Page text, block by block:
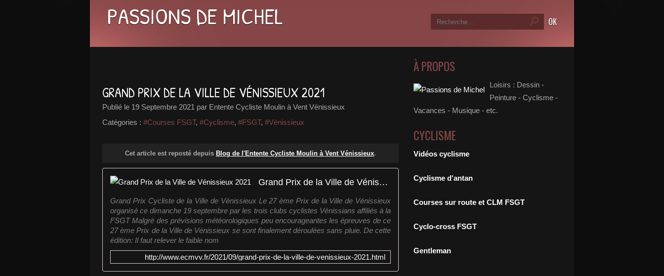
PASSIONS DE MICHEL
GRAND PRIX DE LA VILLE DE VÉNISSIEUX 2021
Publié le 19 Septembre 2021 par Entente Cycliste Moulin à Vent Vénissieux
Catégories : #Courses FSGT, #Cyclisme, #FSGT, #Vénissieux
Cet article est reposté depuis Blog de l'Entente Cycliste Moulin à Vent Vénissieux.
Grand Prix de la Ville de Vénissieux 2021
Grand Prix Cycliste de la Ville de Vénissieux Le 27 ème Prix de la Ville de Vénissieux
organisé ce dimanche 19 septembre par les trois clubs cyclistes Vénissians affiliés à la
FSGT Malgré des prévisions météorologiques peu encourageantes les épreuves de ce
27 ème Prix de la Ville de Vénissieux se sont finalement déroulées sans pluie. De cette
édition; Il faut relever le faible nom
http://www.ecmvv.fr/2021/09/grand-prix-de-la-ville-de-venissieux-2021.html
À PROPOS
Loisirs : Dessin -
Peinture - Cyclisme -
Vacances - Musique - etc.
CYCLISME
Vidéos cyclisme
Cyclisme d'antan
Courses sur route et CLM FSGT
Cyclo-cross FSGT
Gentleman